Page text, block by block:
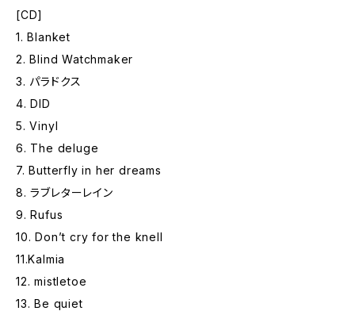
[CD]
1. Blanket
2. Blind Watchmaker
3. パラドクス
4. DID
5. Vinyl
6. The deluge
7. Butterfly in her dreams
8. ラブレターレイン
9. Rufus
10. Don’t cry for the knell
11.Kalmia
12. mistletoe
13. Be quiet